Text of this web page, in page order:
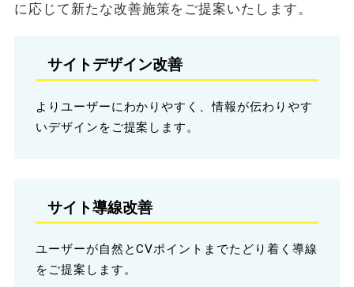
に応じて新たな改善施策をご提案いたします。
サイトデザイン改善
よりユーザーにわかりやすく、情報が伝わりやす
いデザインをご提案します。
サイト導線改善
ユーザーが自然とCVポイントまでたどり着く導線
をご提案します。